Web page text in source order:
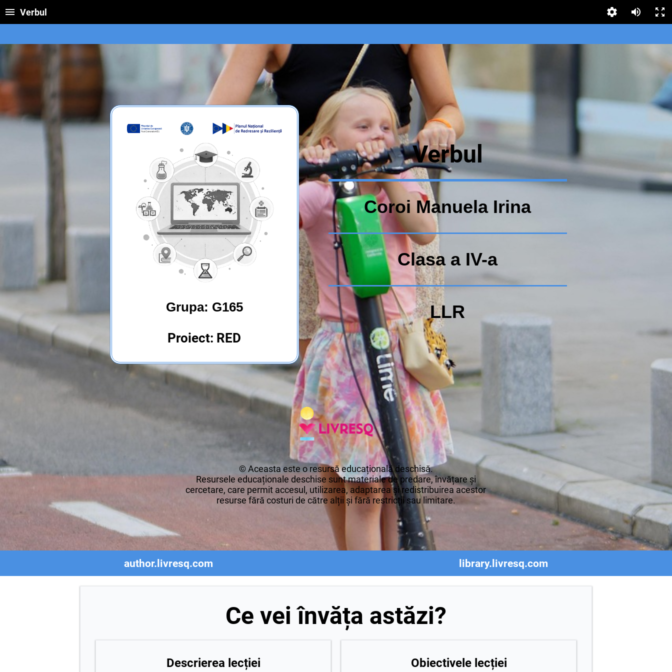
Verbul
Grupa: G165
Proiect: RED
Verbul
Coroi Manuela Irina
Clasa a IV-a
LLR
© Aceasta este o resursă educațională deschisă.
Resursele educaționale deschise sunt materiale de predare, învățare și
cercetare, care permit accesul, utilizarea, adaptarea și redistribuirea acestor
resurse fără costuri de către alții și fără restricții sau limitare.
author.livresq.com library.livresq.com
Ce vei învăța astăzi?
Descrierea lecției Obiectivele lecției